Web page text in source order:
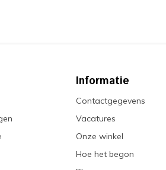
Informatie
Contactgegevens
Vacatures
Onze winkel
Hoe het begon